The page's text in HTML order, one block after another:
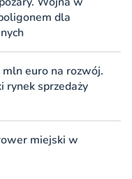
dla
euro na rozwój.
rynek sprzedaży
miejski w